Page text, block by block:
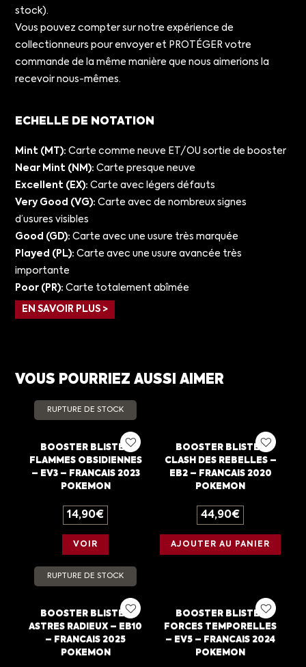
stock).
Vous pouvez compter sur notre expérience de
collectionneurs pour envoyer et PROTÉGER votre
commande de la même manière que nous aimerions la
recevoir nous-mêmes.
ECHELLE DE NOTATION
Mint (MT): Carte comme neuve ET/OU sortie de booster
Near Mint (NM): Carte presque neuve
Excellent (EX): Carte avec légers défauts
Very Good (VG): Carte avec de nombreux signes
d’usures visibles
Good (GD): Carte avec une usure très marquée
Played (PL): Carte avec une usure avancée très
importante
Poor (PR): Carte totalement abîmée
EN SAVOIR PLUS >
VOUS POURRIEZ AUSSI AIMER
RUPTURE DE STOCK
BOOSTER BLISTER
FLAMMES OBSIDIENNES
– EV3 – FRANCAIS 2023
POKEMON
14,90€
VOIR
BOOSTER BLISTER
CLASH DES REBELLES –
EB2 – FRANCAIS 2020
POKEMON
44,90€
AJOUTER AU PANIER
RUPTURE DE STOCK
BOOSTER BLISTER
ASTRES RADIEUX – EB10
– FRANCAIS 2025
POKEMON
BOOSTER BLISTER
FORCES TEMPORELLES
– EV5 – FRANCAIS 2024
POKEMON